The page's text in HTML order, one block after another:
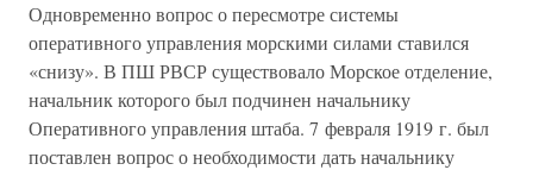
Одновременно вопрос о пересмотре системы
оперативного управления морскими силами ставился
«снизу». В ПШ РВСР существовало Морское отделение,
начальник которого был подчинен начальнику
Оперативного управления штаба. 7 февраля 1919 г. был
поставлен вопрос о необходимости дать начальнику